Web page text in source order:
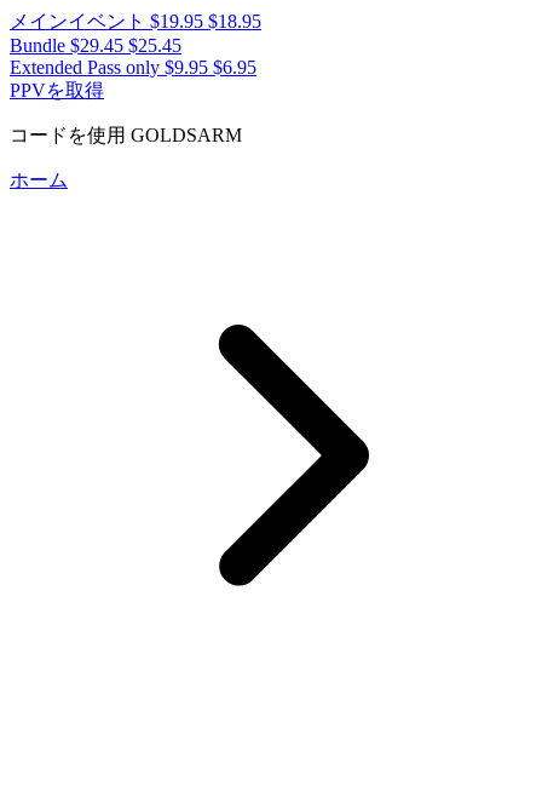
メインイベント $19.95 $18.95
Bundle $29.45 $25.45
Extended Pass only $9.95 $6.95
PPVを取得
コードを使用 GOLDSARM
ホーム